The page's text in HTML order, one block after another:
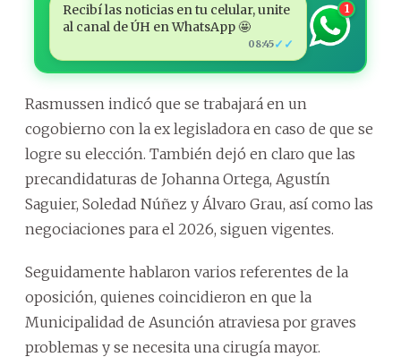
Recibí las noticias en tu celular, unite
al canal de ÚH en WhatsApp 🤩
08:45✓✓
1
Rasmussen indicó que se trabajará en un
cogobierno con la ex legisladora en caso de que se
logre su elección. También dejó en claro que las
precandidaturas de Johanna Ortega, Agustín
Saguier, Soledad Núñez y Álvaro Grau, así como las
negociaciones para el 2026, siguen vigentes.
Seguidamente hablaron varios referentes de la
oposición, quienes coincidieron en que la
Municipalidad de Asunción atraviesa por graves
problemas y se necesita una cirugía mayor.